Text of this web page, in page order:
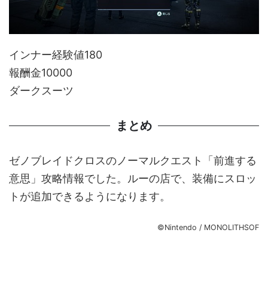
インナー経験値180
報酬金10000
ダークスーツ
まとめ
ゼノブレイドクロスのノーマルクエスト「前進する
意思」攻略情報でした。ルーの店で、装備にスロッ
トが追加できるようになります。
©Nintendo / MONOLITHSOF